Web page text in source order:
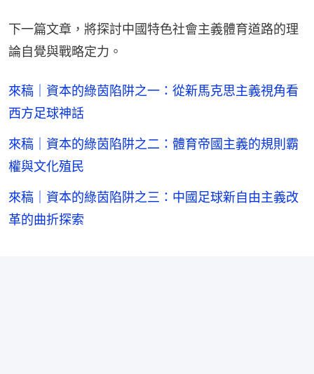
下一篇文章，將探討中國特色社會主義體育道路的理
論自覺與戰略定力。
來稿｜資本的綠茵陷阱之一：從新馬克思主義視角看
西方足球神話
來稿｜資本的綠茵陷阱之二：體育帝國主義的規則霸
權與文化殖民
來稿｜資本的綠茵陷阱之三：中國足球新自由主義改
革的曲折探索